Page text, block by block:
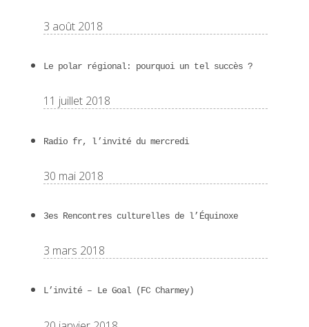
3 août 2018
Le polar régional: pourquoi un tel succès ?
11 juillet 2018
Radio fr, l’invité du mercredi
30 mai 2018
3es Rencontres culturelles de l’Équinoxe
3 mars 2018
L’invité – Le Goal (FC Charmey)